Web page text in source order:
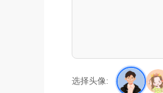
选择头像: